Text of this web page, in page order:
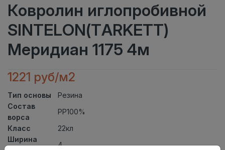
Ковролин иглопробивной
SINTELON(TARKETT)
Меридиан 1175 4м
1221 руб/м2
Тип основы
Резина
Состав
ворса
PP100%
Класс
22кл
Ширина
4